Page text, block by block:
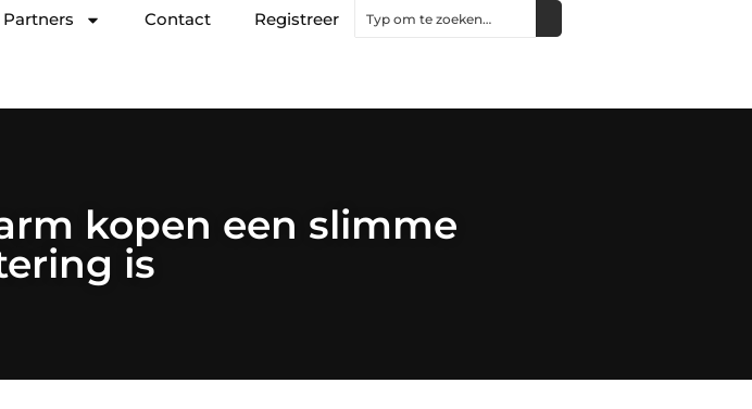
Partners Contact Registreer
kopen een slimme
is